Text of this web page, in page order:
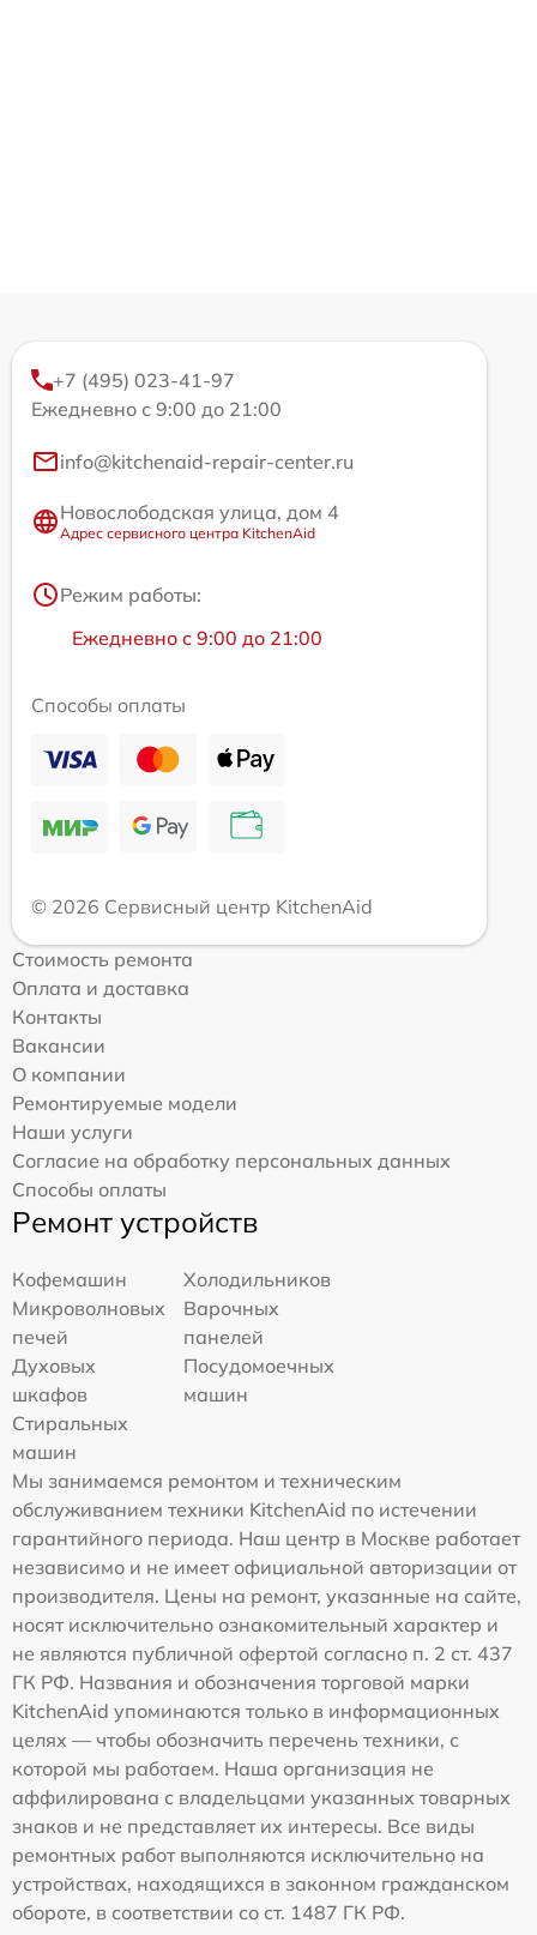
+7 (495) 023-41-97
Ежедневно с 9:00 до 21:00
info@kitchenaid-repair-center.ru
Новослободская улица, дом 4
Адрес сервисного центра KitchenAid
Режим работы:
Ежедневно с 9:00 до 21:00
Способы оплаты
© 2026 Сервисный центр KitchenAid
Стоимость ремонта
Оплата и доставка
Контакты
Вакансии
О компании
Ремонтируемые модели
Наши услуги
Согласие на обработку персональных данных
Способы оплаты
Ремонт устройств
Кофемашин
Холодильников
Микроволновых
печей
Варочных
панелей
Духовых
шкафов
Посудомоечных
машин
Стиральных
машин
Мы занимаемся ремонтом и техническим
обслуживанием техники KitchenAid по истечении
гарантийного периода. Наш центр в Москве работает
независимо и не имеет официальной авторизации от
производителя. Цены на ремонт, указанные на сайте,
носят исключительно ознакомительный характер и
не являются публичной офертой согласно п. 2 ст. 437
ГК РФ. Названия и обозначения торговой марки
KitchenAid упоминаются только в информационных
целях — чтобы обозначить перечень техники, с
которой мы работаем. Наша организация не
аффилирована с владельцами указанных товарных
знаков и не представляет их интересы. Все виды
ремонтных работ выполняются исключительно на
устройствах, находящихся в законном гражданском
обороте, в соответствии со ст. 1487 ГК РФ.